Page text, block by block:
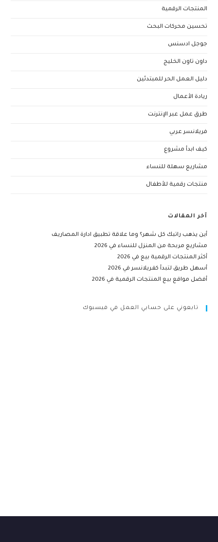
المنتجات الرقمية
تحسين محركات البحث
جوجل ادسنس
داون تاون الخليج
دليل العمل الحر للمبتدئين
ريادة الأعمال
طرق عمل عبر الإنترنت
فريلانسر عربي
كيف ابدأ مشروع
مشاريع سهلة للنساء
منتجات رقمية للأطفال
آخر المقالات
أين يذهب راتبك كل شهر؟ وما علاقة تطبيق ادارة المصاريف
مشاريع مربحة من المنزل للنساء في 2026
أكثر المنتجات الرقمية بيع في 2026
أسهل طريق لتبدأ كفريلانسر في 2026
أفضل مواقع بيع المنتجات الرقمية في 2026
تابعوني على حسابي العمل في فيسبوك